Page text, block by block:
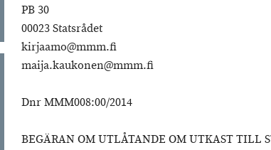
PB 30
00023 Statsrådet
kirjaamo@mmm.fi
maija.kaukonen@mmm.fi
Dnr MMM008:00/2014
BEGÄRAN OM UTLÅTANDE OM UTKAST TILL